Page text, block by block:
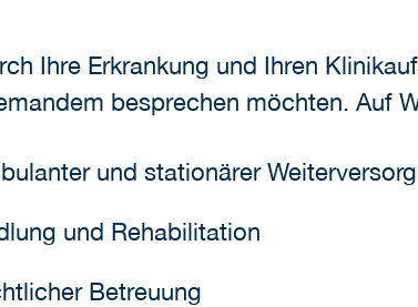
Ihre Erkrankung und Ihren
besprechen möchten. Auf
und stationärer
und Rehabilitation
Betreuung